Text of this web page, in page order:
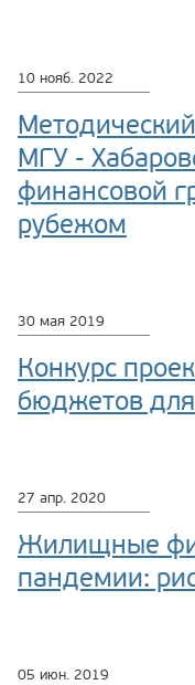
10 нояб. 2022
МГУ -
финансовой
рубежом
30 мая 2019
Конкурс
бюджетов
27 апр. 2020
Жилищные
пандемии:
05 июн. 2019